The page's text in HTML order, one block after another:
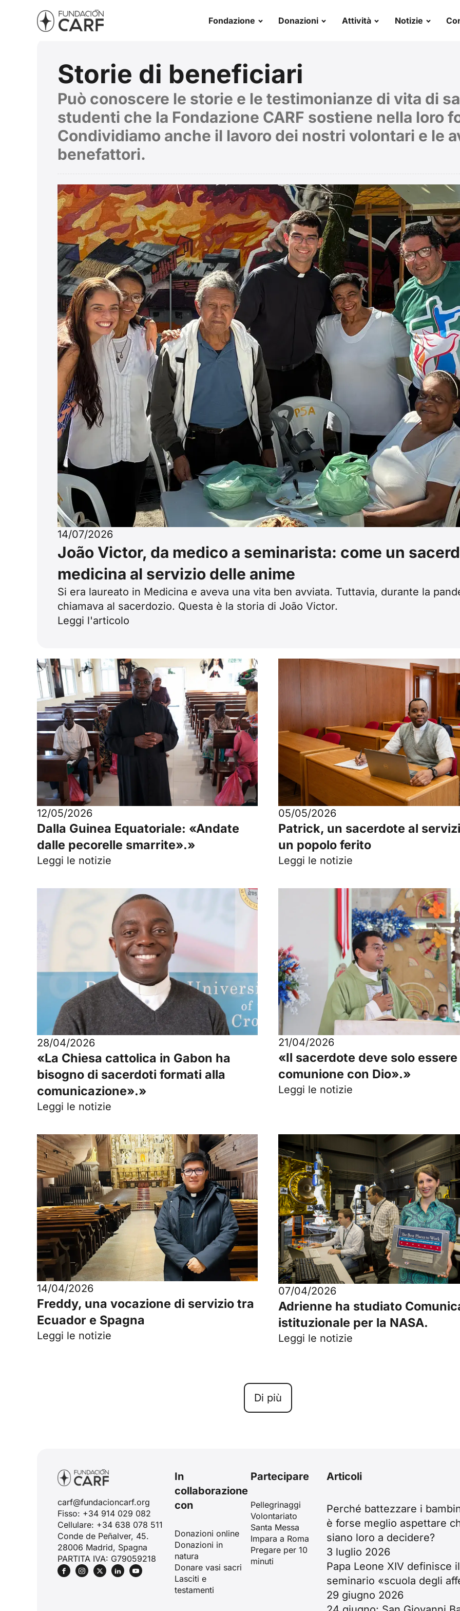
Fondazione Donazioni Attività Notizie
Storie di beneficiari
Può conoscere le storie e le testimonianze di vita di
studenti che la Fondazione CARF sostiene nella loro
Condividiamo anche il lavoro dei nostri volontari e le
benefattori.
14/07/2026
João Victor, da medico a seminarista: come un
medicina al servizio delle anime
Si era laureato in Medicina e aveva una vita ben avviata. Tuttavia, durante la
chiamava al sacerdozio. Questa è la storia di João Victor.
Leggi l'articolo
12/05/2026
Dalla Guinea Equatoriale: «Andate
dalle pecorelle smarrite».»
Leggi le notizie
05/05/2026
Patrick, un sacerdote al
un popolo ferito
Leggi le notizie
28/04/2026
«La Chiesa cattolica in Gabon ha
bisogno di sacerdoti formati alla
comunicazione».»
Leggi le notizie
21/04/2026
«Il sacerdote deve solo
comunione con Dio».»
Leggi le notizie
14/04/2026
Freddy, una vocazione di servizio tra
Ecuador e Spagna
Leggi le notizie
07/04/2026
Adrienne ha studiato
istituzionale per la NASA.
Leggi le notizie
Di più
carf@fundacioncarf.org
Fisso: +34 914 029 082
Cellulare: +34 638 078 511
Conde de Peñalver, 45.
28006 Madrid, Spagna
PARTITA IVA: G79059218
In
collaborazione
con
Donazioni online
Donazioni in
natura
Donare vasi sacri
Lasciti e
testamenti
Partecipare
Pellegrinaggi
Volontariato
Santa Messa
Impara a Roma
Pregare per 10
minuti
Articoli
Perché battezzare i
è forse meglio aspettare
siano loro a decidere?
3 luglio 2026
Papa Leone XIV definisce il
seminario «scuola degli
29 giugno 2026